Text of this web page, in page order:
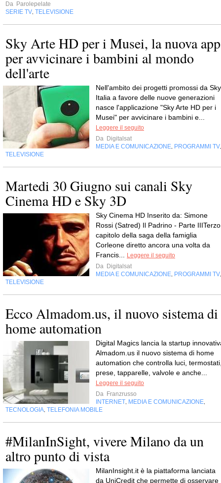
Da Parolepelate
SERIE TV TELEVISIONE
Sky Arte HD per i Musei, la nuova app
per avvicinare i bambini al mondo
dell'arte
Nell'ambito dei progetti promossi da Sky
Italia a favore delle nuove generazioni
nasce l'applicazione "Sky Arte HD per i
Musei" per avvicinare i bambini e...
Leggere il seguito
Da Digitalsat
MEDIA E COMUNICAZIONE PROGRAMMI TV
TELEVISIONE
Martedi 30 Giugno sui canali Sky
Cinema HD e Sky 3D
Sky Cinema HD Inserito da: Simone
Rossi (Satred) Il Padrino - Parte IIITerzo
capitolo della saga della famiglia
Corleone diretto ancora una volta da
Francis...
Leggere il seguito
Da Digitalsat
MEDIA E COMUNICAZIONE PROGRAMMI TV
TELEVISIONE
Ecco Almadom.us, il nuovo sistema di
home automation
Digital Magics lancia la startup
Almadom.us il nuovo sistema di home
automation che controlla luci,
prese, tapparelle, valvole e anche...
Leggere il seguito
Da Franzrusso
INTERNET MEDIA E COMUNICAZIONE
TECNOLOGIA TELEFONIA MOBILE
#MilanInSight, vivere Milano da un
altro punto di vista
MilanInsight.it è la piattaforma lanciata
da UniCredit che permette di osservare